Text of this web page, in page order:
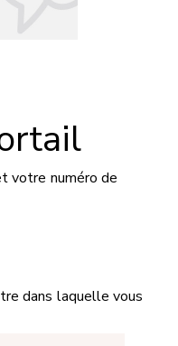
votre numéro de
dans laquelle vous